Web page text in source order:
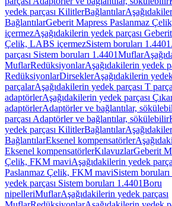
yedek parçası KilitlerBağlantılar
BağlantılarGeberit Mapress Paslanmaz
içermezAşağıdakilerin yedek parçası
Çelik, LABS içermezSistem boruları 1.4401
parçası Sistem boruları 1.4401Muflar
MuflarRedüksiyonlarAşağıdakilerin yedek
RedüksiyonlarDirseklerAşağıdakilerin
parçalarAşağıdakilerin yedek parçası T
adaptörlerAşağıdakilerin yedek parçası
adaptörlerAdaptörler ve bağlantılar,
parçası Adaptörler ve bağlantılar, sökülebilir
yedek parçası KilitlerBağlantılar
BağlantılarEksenel kompensatörler
Eksenel kompensatörlerKılavuzlarGeberit
Çelik, FKM maviAşağıdakilerin yedek
Paslanmaz Çelik, FKM maviSistem boruları
yedek parçası Sistem boruları 1.4401Boru
nipelleriMuflarAşağıdakilerin yedek parçası